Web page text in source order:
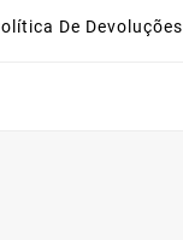
De Devoluções